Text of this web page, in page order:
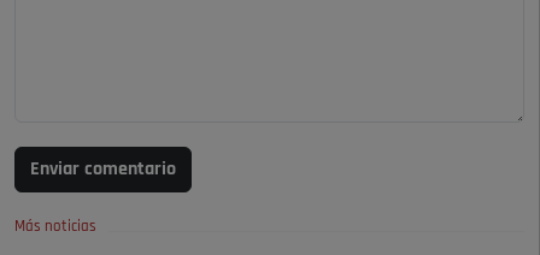
Enviar comentario
Más noticias